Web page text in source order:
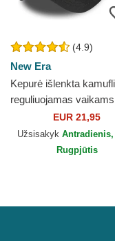
(4.9)
New Era
Kepurė išlenkta
reguliuojamas vaikams
9FORTY League
New York Yankees
EUR 21,95
Užsisakyk Antradienis,
Rugpjūtis